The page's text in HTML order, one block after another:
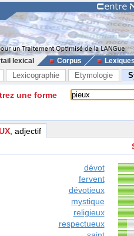
lexical Corpus
Lexicographie Etymologie
une forme
, adjectif
dévot
fervent
dévotieux
mystique
religieux
respectueux